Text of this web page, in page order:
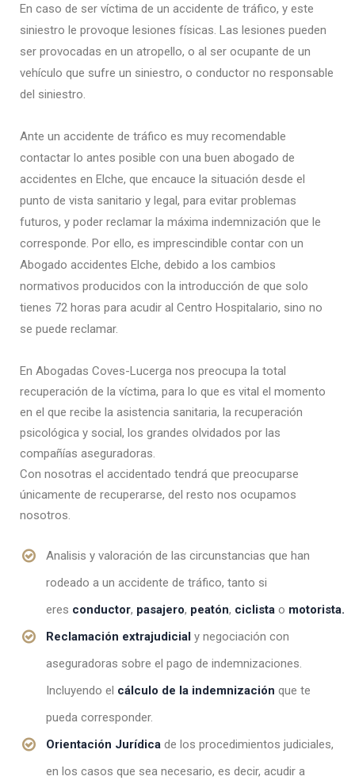
En caso de ser víctima de un accidente de tráfico, y este
siniestro le provoque lesiones físicas. Las lesiones pueden
ser provocadas en un atropello, o al ser ocupante de un
vehículo que sufre un siniestro, o conductor no responsable
del siniestro.
Ante un accidente de tráfico es muy recomendable
contactar lo antes posible con una buen abogado de
accidentes en Elche, que encauce la situación desde el
punto de vista sanitario y legal, para evitar problemas
futuros, y poder reclamar la máxima indemnización que le
corresponde. Por ello, es imprescindible contar con un
Abogado accidentes Elche, debido a los cambios
normativos producidos con la introducción de que solo
tienes 72 horas para acudir al Centro Hospitalario, sino no
se puede reclamar.
En Abogadas Coves-Lucerga nos preocupa la total
recuperación de la víctima, para lo que es vital el momento
en el que recibe la asistencia sanitaria, la recuperación
psicológica y social, los grandes olvidados por las
compañías aseguradoras.
Con nosotras el accidentado tendrá que preocuparse
únicamente de recuperarse, del resto nos ocupamos
nosotros.
Analisis y valoración de las circunstancias que han
rodeado a un accidente de tráfico, tanto si
eres conductor, pasajero, peatón, ciclista o motorista.
Reclamación extrajudicial y negociación con
aseguradoras sobre el pago de indemnizaciones.
Incluyendo el cálculo de la indemnización que te
pueda corresponder.
Orientación Jurídica de los procedimientos judiciales,
en los casos que sea necesario, es decir, acudir a